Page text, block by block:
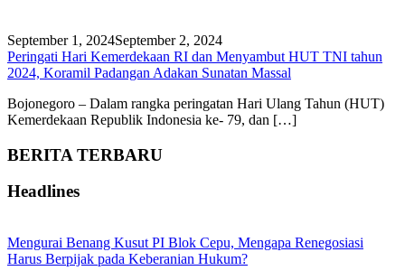
September 1, 2024September 2, 2024
Peringati Hari Kemerdekaan RI dan Menyambut HUT TNI tahun
2024, Koramil Padangan Adakan Sunatan Massal
Bojonegoro – Dalam rangka peringatan Hari Ulang Tahun (HUT)
Kemerdekaan Republik Indonesia ke- 79, dan […]
BERITA TERBARU
Headlines
Mengurai Benang Kusut PI Blok Cepu, Mengapa Renegosiasi
Harus Berpijak pada Keberanian Hukum?